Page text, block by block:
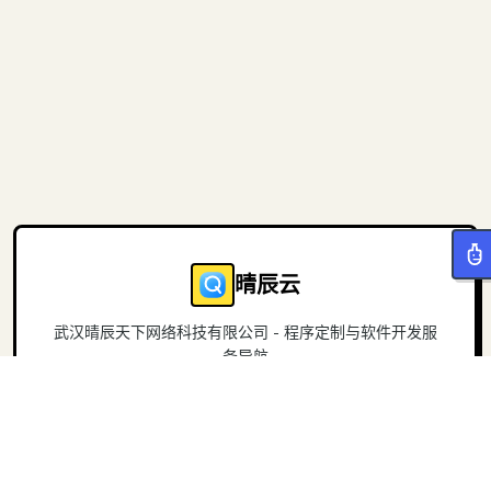
晴辰云
武汉晴辰天下网络科技有限公司 - 程序定制与软件开发服
务导航